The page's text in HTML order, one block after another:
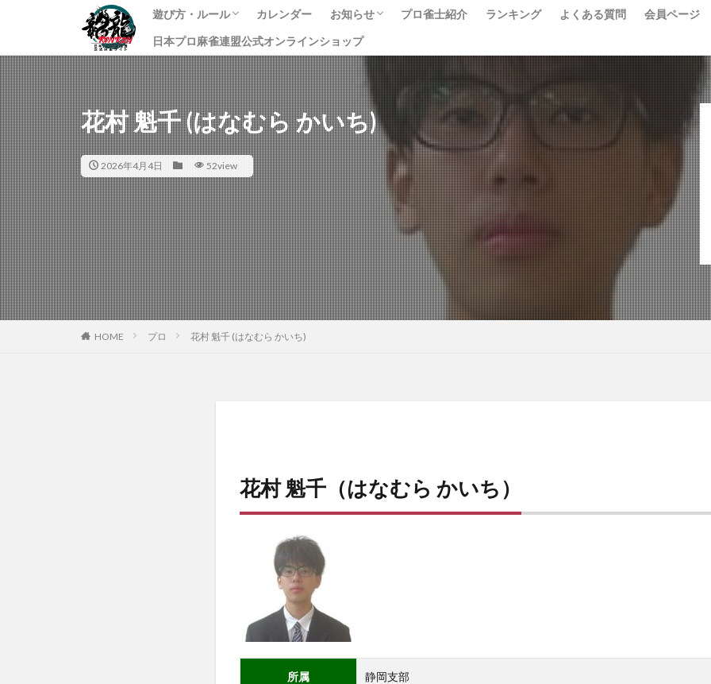
遊び方・ルール
龍龍のプレイ方法
ルール
課金方法
カレンダー お知らせ
イベント
ニュース
すべて
プロ雀士紹介 ランキング よくある質問
会員ページ
日本プロ麻雀連盟公式オンラインショップ
花村 魁千 (はなむら かいち)
2026年4月4日 52view
HOME プロ 花村 魁千 (はなむら かいち)
花村 魁千（はなむら かいち）
所属 静岡支部